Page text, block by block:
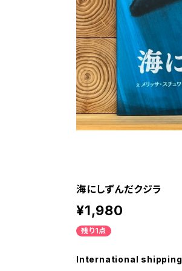
海にしずんだクジラ
¥1,980
残り1点
International